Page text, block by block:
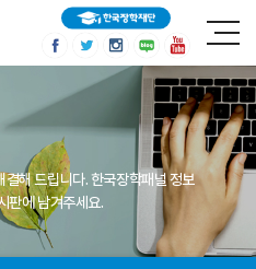
결해 드립니다.한국장학패널 정보
판에 남겨주세요.